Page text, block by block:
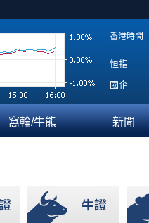
香港時間
恒指
國企
窩輪/牛熊 新聞